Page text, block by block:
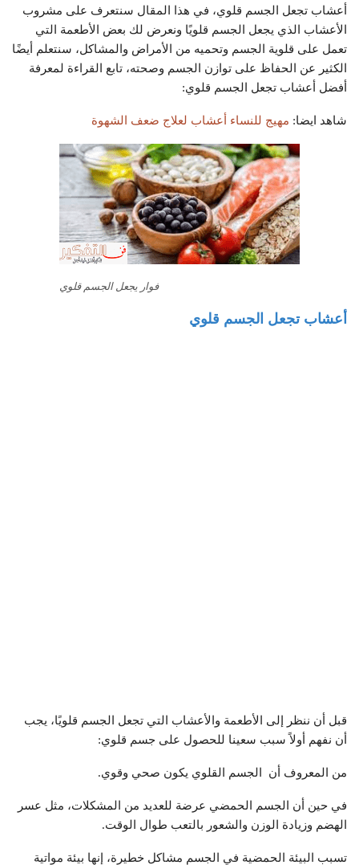
أعشاب تجعل الجسم قلوي، في هذا المقال سنتعرف على مشروب
الأعشاب الذي يجعل الجسم قلويًا ونعرض لك بعض الأطعمة التي
تعمل على قلوية الجسم وتحميه من الأمراض والمشاكل، سنتعلم أيضًا
الكثير عن الحفاظ على توازن الجسم وصحته، تابع القراءة لمعرفة
أفضل أعشاب تجعل الجسم قلوي:
شاهد ايضا: مهيج للنساء أعشاب لعلاج ضعف الشهوة
فوار يجعل الجسم قلوي
أعشاب تجعل الجسم قلوي
قبل أن ننظر إلى الأطعمة والأعشاب التي تجعل الجسم قلويًا، يجب
أن نفهم أولاً سبب سعينا للحصول على جسم قلوي:
من المعروف أن الجسم القلوي يكون صحي وقوي.
في حين أن الجسم الحمضي عرضة للعديد من المشكلات، مثل عسر
الهضم وزيادة الوزن والشعور بالتعب طوال الوقت.
تسبب البيئة الحمضية في الجسم مشاكل خطيرة، إنها بيئة مواتية